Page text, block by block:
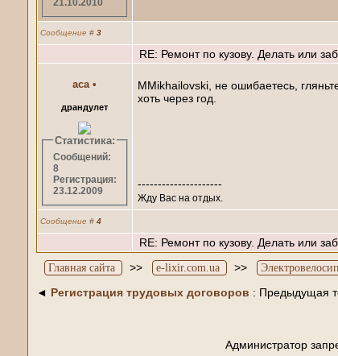
21.10.2010
Сообщение # 3
RE: Ремонт по кузову. Делать или
аса •
драндулет
Статистика:
Сообщений:
8
Регистрация:
23.12.2009
MMikhailovski, не ошибаетесь,
хоть через год.
---------------------
Жду Вас на отдых.
Сообщение # 4
RE: Ремонт по кузову. Делать или
Главная сайта >> e-lixir.com.ua >>
◄ Регистрация трудовых договоров : Предыдущая
Администратор